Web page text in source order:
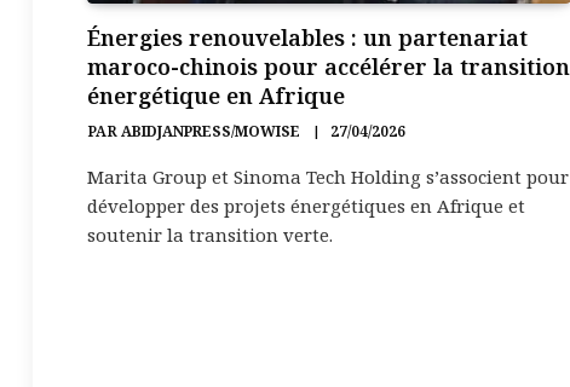
Énergies renouvelables : un partenariat
maroco-chinois pour accélérer la transition
énergétique en Afrique
PARABIDJANPRESS/MOWISE 27/04/2026
Marita Group et Sinoma Tech Holding s’associent pour
développer des projets énergétiques en Afrique et
soutenir la transition verte.